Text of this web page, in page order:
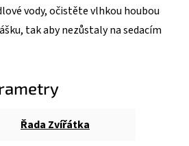
vody, očistěte vlhkou houbou
tak aby nezůstaly na sedacím
Řada Zvířátka